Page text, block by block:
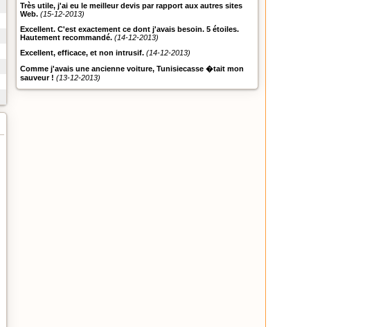
Très utile, j'ai eu le meilleur devis par rapport aux autres sites
Web. (15-12-2013)
Excellent. C'est exactement ce dont j'avais besoin. 5 étoiles.
Hautement recommandé. (14-12-2013)
Excellent, efficace, et non intrusif. (14-12-2013)
Comme j'avais une ancienne voiture, Tunisiecasse �tait mon
sauveur ! (13-12-2013)